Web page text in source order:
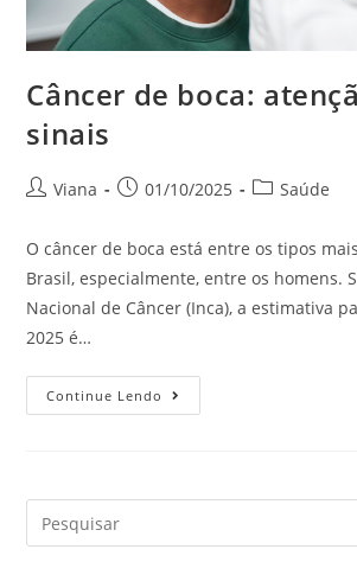
Câncer de boca:
sinais
Viana 01/10/2025 Saúde
O câncer de boca está entre os tipos
Brasil, especialmente, entre os homens.
Nacional de Câncer (Inca), a estimativa
2025 é…
Continue Lendo